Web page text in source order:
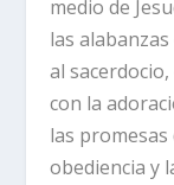
medio de
las
al
con la
las
obediencia y